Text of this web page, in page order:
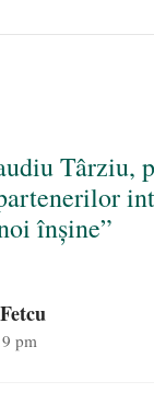
Târziu,
înșine”
pm